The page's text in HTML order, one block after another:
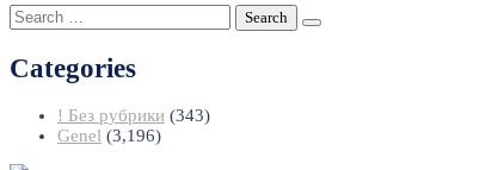
Search
for:
Categories
! Без рубрики (343)
Genel (3,196)